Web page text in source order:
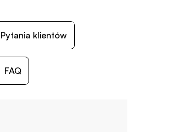
Pytania klientów
FAQ